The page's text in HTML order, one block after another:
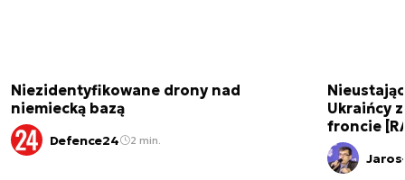
Niezidentyfikowane drony nad
niemiecką bazą
Defence24 2 min.
Ukraińcy
froncie